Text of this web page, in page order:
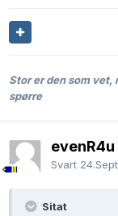
Stor er den som vet,
spørre
evenR4u
Svart
Sitat